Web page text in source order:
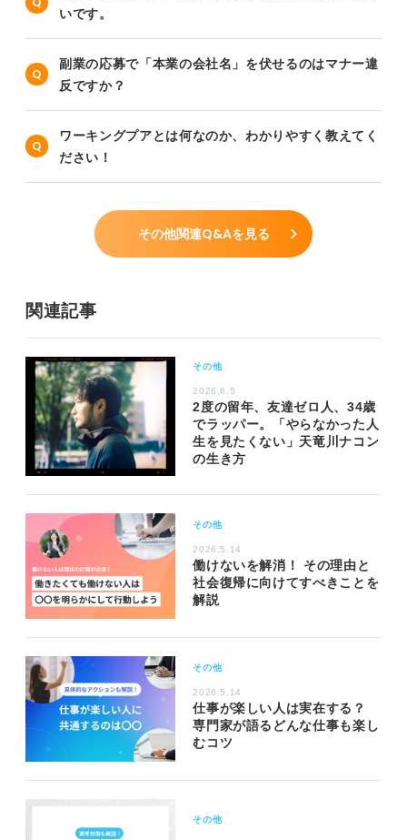
いです。
副業の応募で「本業の会社名」を伏せるのはマナー違
反ですか？
ワーキングプアとは何なのか、わかりやすく教えてく
ださい！
その他関連Q&Aを見る
関連記事
その他
2026.6.5
2度の留年、友達ゼロ人、34歳
でラッパー。「やらなかった人
生を見たくない」天竜川ナコン
の生き方
その他
2026.5.14
働けないを解消！ その理由と
社会復帰に向けてすべきことを
解説
その他
2026.5.14
仕事が楽しい人は実在する？
専門家が語るどんな仕事も楽し
むコツ
その他